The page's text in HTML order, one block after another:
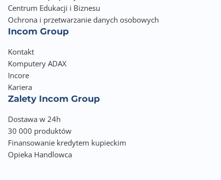
Centrum Edukacji i Biznesu
Ochrona i przetwarzanie danych osobowych
Incom Group
Kontakt
Komputery ADAX
Incore
Kariera
Zalety Incom Group
Dostawa w 24h
30 000 produktów
Finansowanie kredytem kupieckim
Opieka Handlowca